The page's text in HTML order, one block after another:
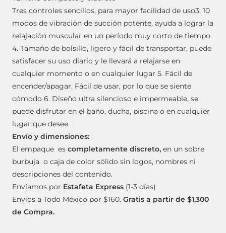
Tres controles sencillos, para mayor facilidad de uso3. 10
modos de vibración de succión potente, ayuda a lograr la
relajación muscular en un período muy corto de tiempo.
4. Tamaño de bolsillo, ligero y fácil de transportar, puede
satisfacer su uso diario y le llevará a relajarse en
cualquier momento o en cualquier lugar 5. Fácil de
encender/apagar. Fácil de usar, por lo que se siente
cómodo 6. Diseño ultra silencioso e impermeable, se
puede disfrutar en el baño, ducha, piscina o en cualquier
lugar que desee.
Envío y dimensiones:
El empaque es completamente discreto, en un sobre
burbuja o caja de color sólido sin logos, nombres ni
descripciones del contenido.
Envíamos por Estafeta Express (1-3 días)
Envíos a Todo México por $160. Gratis a partir de $1,300
de Compra.